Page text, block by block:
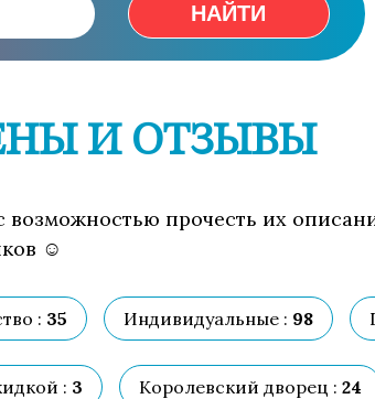
НАЙТИ
И ОТЗЫВЫ
возможностью прочесть их
☺
: 35 Индивидуальные : 98
: 3 Королевский дворец : 24